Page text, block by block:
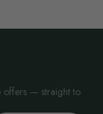
offers — straight to